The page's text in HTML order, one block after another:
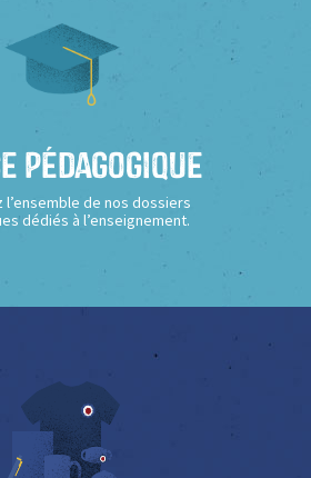
Pédagogique
l’ensemble de nos dossiers
dédiés à l’enseignement.